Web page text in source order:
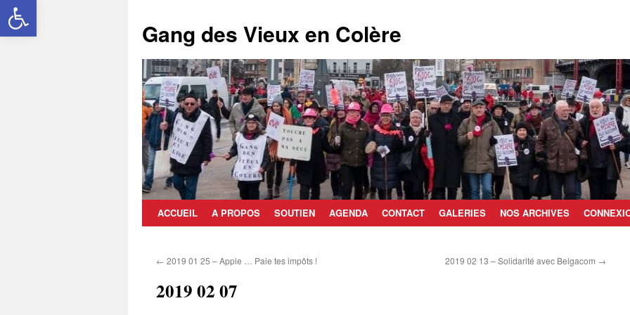
contenu
Gang des Vieux en Colère
ACCUEIL A PROPOS SOUTIEN AGENDA CONTACT GALERIES NOS ARCHIVES
← 2019 01 25 – Apple … Paie tes impôts ! 2019 02 13 – Solidarité avec Belgacom →
2019 02 07